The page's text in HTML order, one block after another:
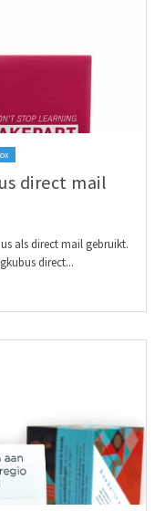
direct mail
als direct mail gebruikt.
direct...